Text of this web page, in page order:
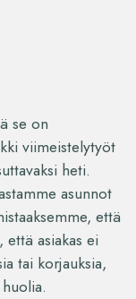
se on
viimeistelytyöt
heti.
asunnot
että
asiakas ei
tai korjauksia,